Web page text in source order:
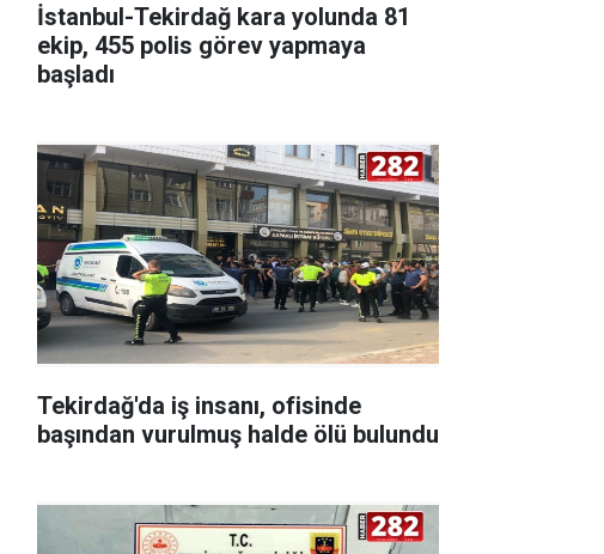
İstanbul-Tekirdağ kara yolunda 81
ekip, 455 polis görev yapmaya
başladı
Tekirdağ'da iş insanı, ofisinde
başından vurulmuş halde ölü bulundu